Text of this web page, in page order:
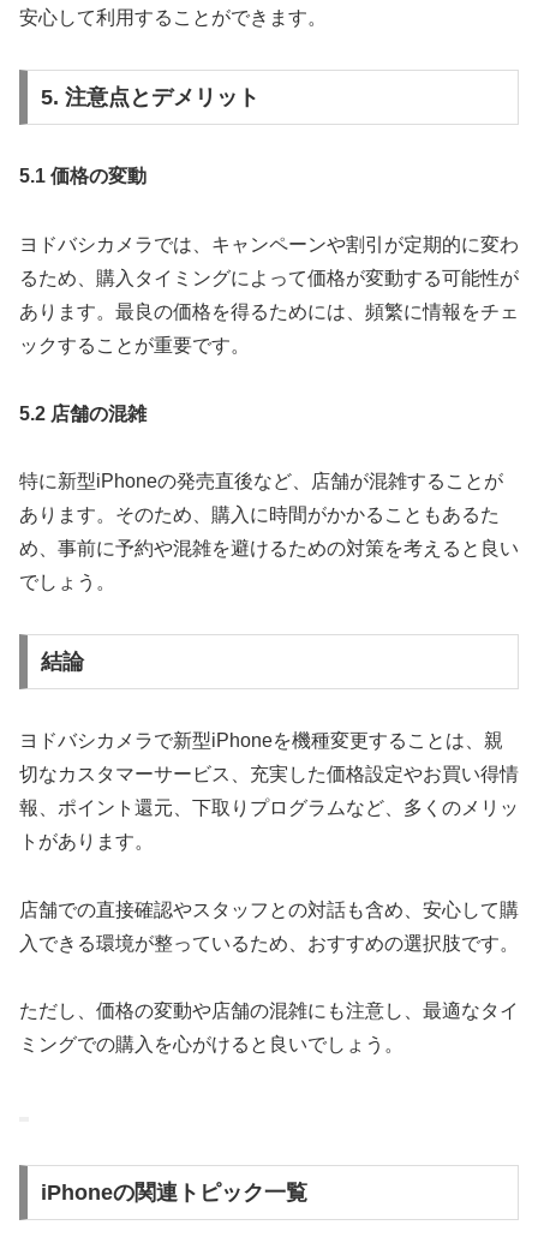
安心して利用することができます。
5. 注意点とデメリット
5.1 価格の変動
ヨドバシカメラでは、キャンペーンや割引が定期的に変わ
るため、購入タイミングによって価格が変動する可能性が
あります。最良の価格を得るためには、頻繁に情報をチェ
ックすることが重要です。
5.2 店舗の混雑
特に新型iPhoneの発売直後など、店舗が混雑することが
あります。そのため、購入に時間がかかることもあるた
め、事前に予約や混雑を避けるための対策を考えると良い
でしょう。
結論
ヨドバシカメラで新型iPhoneを機種変更することは、親
切なカスタマーサービス、充実した価格設定やお買い得情
報、ポイント還元、下取りプログラムなど、多くのメリッ
トがあります。
店舗での直接確認やスタッフとの対話も含め、安心して購
入できる環境が整っているため、おすすめの選択肢です。
ただし、価格の変動や店舗の混雑にも注意し、最適なタイ
ミングでの購入を心がけると良いでしょう。
iPhoneの関連トピック一覧